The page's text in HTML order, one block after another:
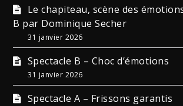
Le chapiteau, scène des
B par Dominique Secher
31 janvier 2026
Spectacle B – Choc d’émotions
31 janvier 2026
Spectacle A – Frissons garantis